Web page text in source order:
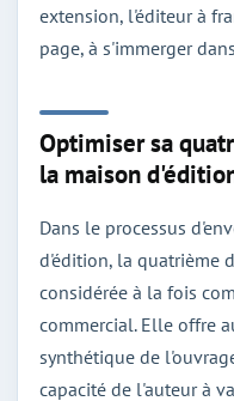
extension, l'éditeur à
page, à s'immerger
Optimiser sa
la maison
Dans le processus
d'édition, la quatrième
considérée à la fois
commercial. Elle offre
synthétique de
capacité de l'auteur à